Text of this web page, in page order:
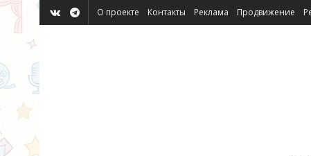
О проекте Контакты Реклама Продвижение